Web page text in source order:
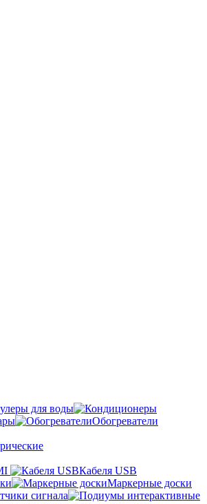
для воды
Обогреватели
Кабеля USB
Маркерные доски
сигнала